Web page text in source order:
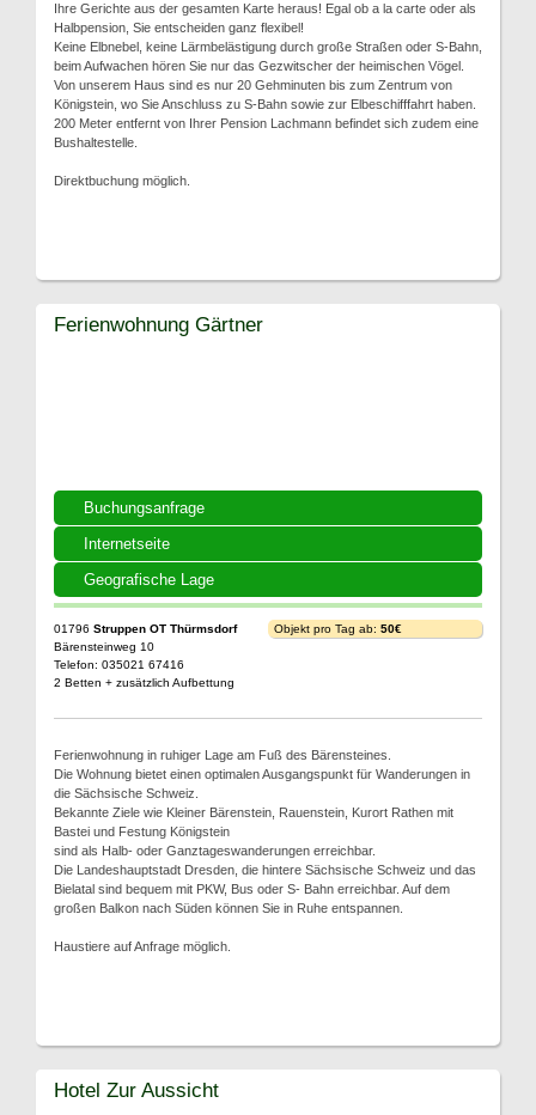
Ihre Gerichte aus der gesamten Karte heraus! Egal ob a la carte oder als
Halbpension, Sie entscheiden ganz flexibel!
Keine Elbnebel, keine Lärmbelästigung durch große Straßen oder S-Bahn,
beim Aufwachen hören Sie nur das Gezwitscher der heimischen Vögel.
Von unserem Haus sind es nur 20 Gehminuten bis zum Zentrum von
Königstein, wo Sie Anschluss zu S-Bahn sowie zur Elbeschifffahrt haben.
200 Meter entfernt von Ihrer Pension Lachmann befindet sich zudem eine
Bushaltestelle.
Direktbuchung möglich.
Buchungsanfrage
Internetseite
Geografische Lage
Ferienwohnung Gärtner
01796 Struppen OT Thürmsdorf
Bärensteinweg 10
Telefon: 035021 67416
2 Betten + zusätzlich Aufbettung
Objekt pro Tag ab: 50€
Ferienwohnung in ruhiger Lage am Fuß des Bärensteines.
Die Wohnung bietet einen optimalen Ausgangspunkt für Wanderungen in
die Sächsische Schweiz.
Bekannte Ziele wie Kleiner Bärenstein, Rauenstein, Kurort Rathen mit
Bastei und Festung Königstein
sind als Halb- oder Ganztageswanderungen erreichbar.
Die Landeshauptstadt Dresden, die hintere Sächsische Schweiz und das
Bielatal sind bequem mit PKW, Bus oder S- Bahn erreichbar. Auf dem
großen Balkon nach Süden können Sie in Ruhe entspannen.
Haustiere auf Anfrage möglich.
Hotel Zur Aussicht